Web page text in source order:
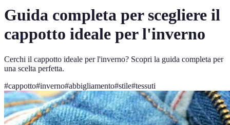
Guida completa per scegliere il
cappotto ideale per l'inverno
Cerchi il cappotto ideale per l'inverno? Scopri la guida completa per
una scelta perfetta.
#cappotto#inverno#abbigliamento#stile#tessuti